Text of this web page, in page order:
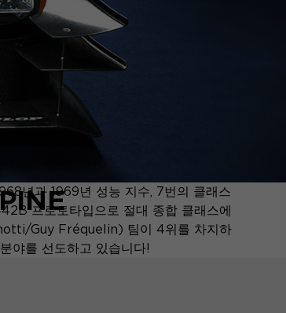
년과 1969년 성능 지수, 7번의 클래스
프로토타입으로 절대 종합 클래스에
Guy Fréquelin) 팀이 4위를 차지하
야를 선도하고 있습니다!